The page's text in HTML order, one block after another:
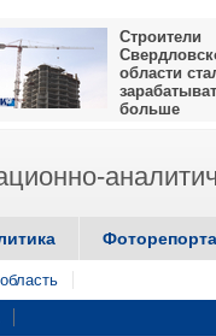
Строители
области
больше